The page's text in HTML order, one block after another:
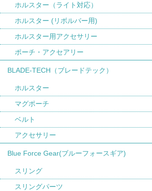
ホルスター（ライト対応）
ホルスター (リボルバー用)
ホルスター用アクセサリー
ポーチ・アクセアリー
BLADE-TECH（ブレードテック）
ホルスター
マグポーチ
ベルト
アクセサリー
Blue Force Gear(ブルーフォースギア)
スリング
スリングパーツ